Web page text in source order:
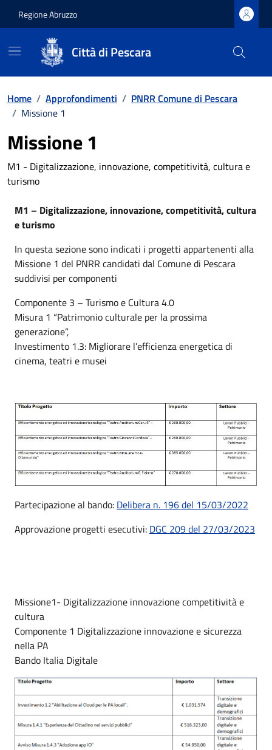
Regione Abruzzo
Città di Pescara
Home / Approfondimenti / PNRR Comune di Pescara
/ Missione 1
Missione 1
M1 - Digitalizzazione, innovazione, competitività, cultura e
turismo
M1 – Digitalizzazione, innovazione, competitività, cultura
e turismo
In questa sezione sono indicati i progetti appartenenti alla
Missione 1 del PNRR candidati dal Comune di Pescara
suddivisi per componenti
Componente 3 – Turismo e Cultura 4.0
Misura 1 “Patrimonio culturale per la prossima
generazione”,
Investimento 1.3: Migliorare l’efficienza energetica di
cinema, teatri e musei
Partecipazione al bando: Delibera n. 196 del 15/03/2022
Approvazione progetti esecutivi: DGC 209 del 27/03/2023
Missione1- Digitalizzazione innovazione competitività e
cultura
Componente 1 Digitalizzazione innovazione e sicurezza
nella PA
Bando Italia Digitale